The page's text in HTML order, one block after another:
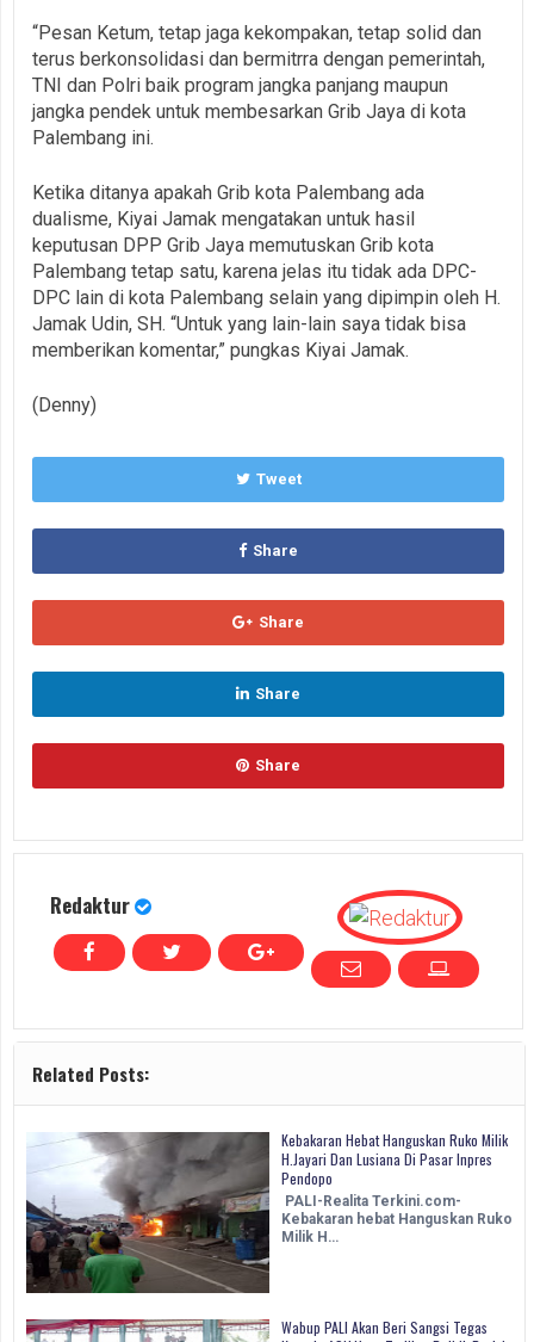
“Pesan Ketum, tetap jaga kekompakan, tetap solid dan
terus berkonsolidasi dan bermitrra dengan pemerintah,
TNI dan Polri baik program jangka panjang maupun
jangka pendek untuk membesarkan Grib Jaya di kota
Palembang ini.
Ketika ditanya apakah Grib kota Palembang ada
dualisme, Kiyai Jamak mengatakan untuk hasil
keputusan DPP Grib Jaya memutuskan Grib kota
Palembang tetap satu, karena jelas itu tidak ada DPC-
DPC lain di kota Palembang selain yang dipimpin oleh H.
Jamak Udin, SH. “Untuk yang lain-lain saya tidak bisa
memberikan komentar,” pungkas Kiyai Jamak.
(Denny)
Tweet
Share
Share
Share
Share
Redaktur
Related Posts:
Kebakaran Hebat Hanguskan Ruko Milik
H.Jayari Dan Lusiana Di Pasar Inpres
Pendopo
PALI-Realita Terkini.com-
Kebakaran hebat Hanguskan Ruko
Milik H…
Wabup PALI Akan Beri Sangsi Tegas